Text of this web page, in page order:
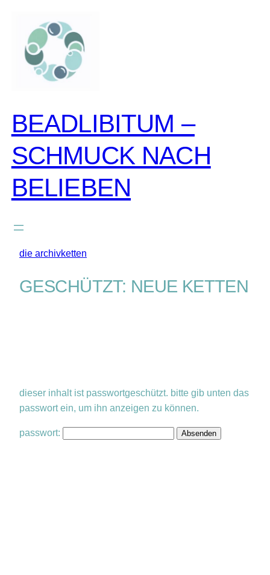
springen
BEADLIBITUM –
SCHMUCK NACH
BELIEBEN
die archivketten
GESCHÜTZT: NEUE KETTEN
dieser inhalt ist passwortgeschützt. bitte gib unten das
passwort ein, um ihn anzeigen zu können.
passwort: